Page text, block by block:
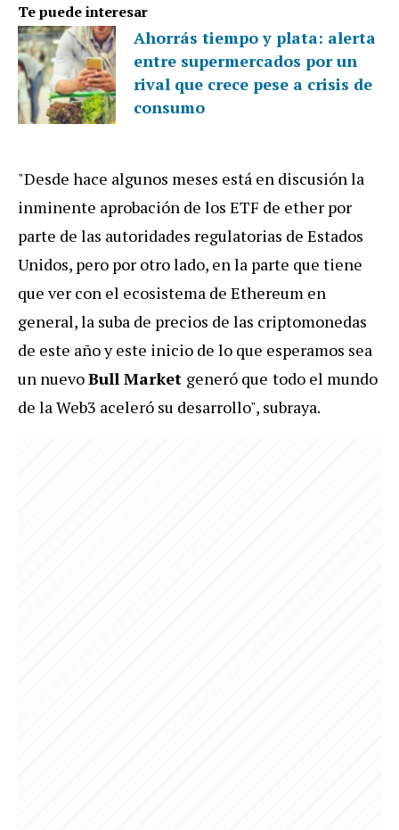
Te puede interesar
Ahorrás tiempo y plata: alerta
entre supermercados por un
rival que crece pese a crisis de
consumo
"Desde hace algunos meses está en discusión la
inminente aprobación de los ETF de ether por
parte de las autoridades regulatorias de Estados
Unidos, pero por otro lado, en la parte que tiene
que ver con el ecosistema de Ethereum en
general, la suba de precios de las criptomonedas
de este año y este inicio de lo que esperamos sea
un nuevoBull Market generó que todo el mundo
de la Web3 aceleró su desarrollo", subraya.